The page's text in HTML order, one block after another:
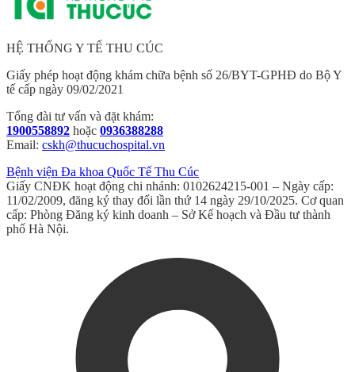
HỆ THỐNG Y TẾ THU CÚC
Giấy phép hoạt động khám chữa bệnh số 26/BYT-GPHĐ do Bộ Y
tế cấp ngày 09/02/2021
Tổng đài tư vấn và đặt khám:
1900558892 hoặc 0936388288
Email: cskh@thucuchospital.vn
Bệnh viện Đa khoa Quốc Tế Thu Cúc
Giấy CNĐK hoạt động chi nhánh: 0102624215-001 – Ngày cấp:
11/02/2009, đăng ký thay đổi lần thứ 14 ngày 29/10/2025. Cơ quan
cấp: Phòng Đăng ký kinh doanh – Sở Kế hoạch và Đầu tư thành
phố Hà Nội.